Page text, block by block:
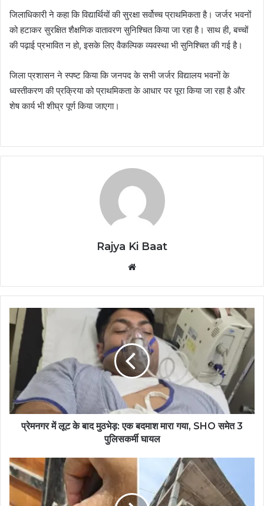
जिलाधिकारी ने कहा कि विद्यार्थियों की सुरक्षा सर्वोच्च प्राथमिकता है। जर्जर भवनों
को हटाकर सुरक्षित शैक्षणिक वातावरण सुनिश्चित किया जा रहा है। साथ ही, बच्चों
की पढ़ाई प्रभावित न हो, इसके लिए वैकल्पिक व्यवस्था भी सुनिश्चित की गई है।
जिला प्रशासन ने स्पष्ट किया कि जनपद के सभी जर्जर विद्यालय भवनों के
ध्वस्तीकरण की प्रक्रिया को प्राथमिकता के आधार पर पूरा किया जा रहा है और
शेष कार्य भी शीघ्र पूर्ण किया जाएगा।
Rajya Ki Baat
प्रेमनगर में लूट के बाद मुठभेड़: एक बदमाश मारा गया, SHO समेत 3
पुलिसकर्मी घायल